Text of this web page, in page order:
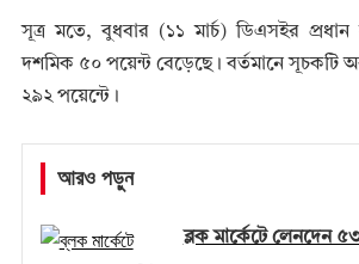
সূত্র মতে, বুধবার (১১ মার্চ) ডিএসইর
দশমিক ৫০ পয়েন্ট বেড়েছে। বর্তমানে সূচকটি
২৯২ পয়েন্টে।
আরও পড়ুন
ব্লক মার্কেটে লেনদেন